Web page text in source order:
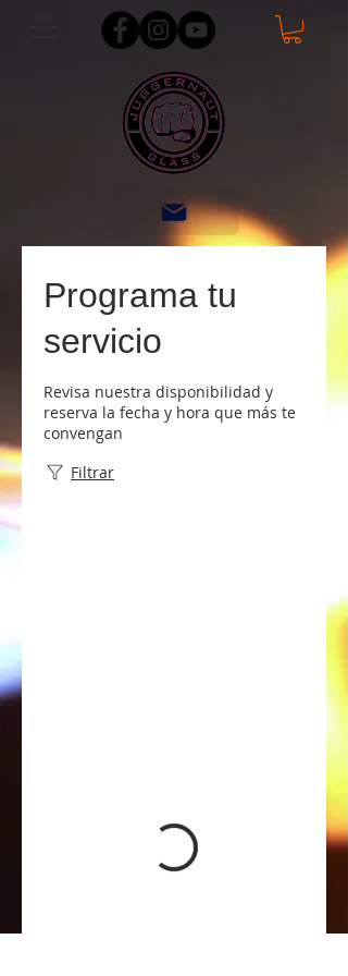
Programa tu
servicio
Revisa nuestra disponibilidad y
reserva la fecha y hora que más te
convengan
Filtrar